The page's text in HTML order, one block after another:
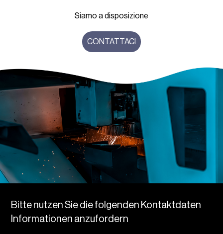
Siamo a disposizione
CONTATTACI
Bitte nutzen Sie die folgenden Kontaktdaten
Informationen anzufordern